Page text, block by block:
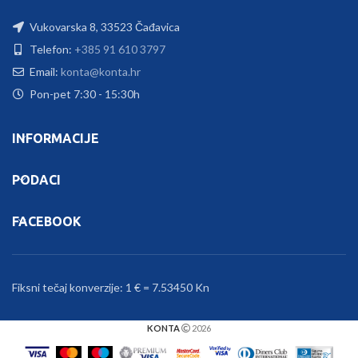
Vukovarska 8, 33523 Čađavica
Telefon: +385 91 610 3797
Email: konta@konta.hr
Pon-pet 7:30 - 15:30h
INFORMACIJE
PODACI
FACEBOOK
Fiksni tečaj konverzije: 1 € = 7.53450 Kn
KONTA 2026